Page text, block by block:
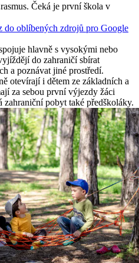
Čeká je první škola v
do oblíbených zdrojů pro Google
hlavně s vysokými nebo
do zahraničí sbírat
a poznávat jiné prostředí.
otevírají i dětem ze základních a
za sebou první výjezdy žáci
zahraniční pobyt také předškoláky.